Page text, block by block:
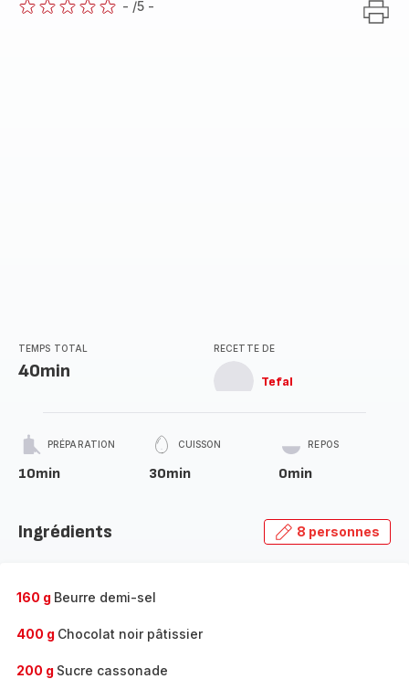
- /5 -
TEMPS TOTAL
40min
RECETTE DE
Tefal
PRÉPARATION
10min
CUISSON
30min
REPOS
0min
Ingrédients 8 personnes
160 g Beurre demi-sel
400 g Chocolat noir pâtissier
200 g Sucre cassonade